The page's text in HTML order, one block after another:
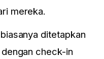
mereka.
ditetapkan
check-in